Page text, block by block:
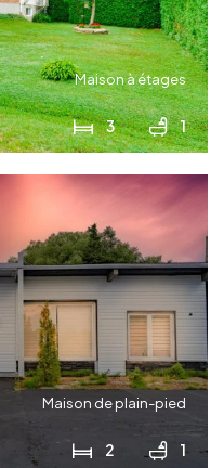
Maison à étages
3 1
Maison de plain-pied
2 1